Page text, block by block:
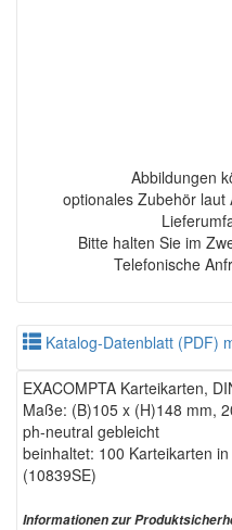
Abbildungen
optionales Zubehör laut
Bitte halten Sie im
Telefonische
Katalog-Datenblatt (PDF)
EXACOMPTA Karteikarten,
Maße: (B)105 x (H)148 mm,
ph-neutral gebleicht
beinhaltet: 100 Karteikarten
(10839SE)
Informationen zur